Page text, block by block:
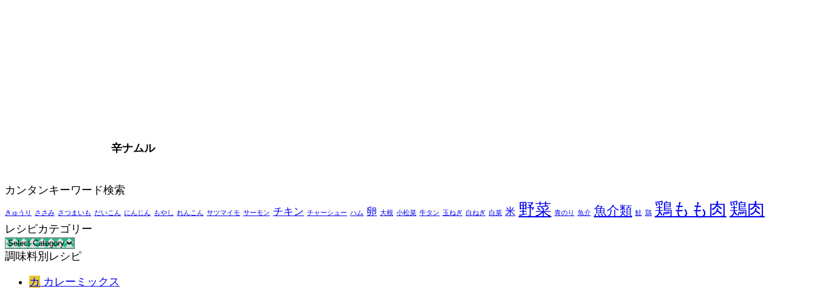
辛ナムル
カンタンキーワード検索
きゅうり ささみ さつまいも だいこん にんじん もやし れんこん サツマイモ サーモン チキン チャーシュー ハム 卵 大根 小松菜 牛タン 玉ねぎ 白ねぎ 白菜 米 野菜 青のり 魚介 魚介類 鮭 鶏 鶏もも肉 鶏肉
レシピカテゴリー
レ
シ
調味料別レシピ
カ カレーミックス